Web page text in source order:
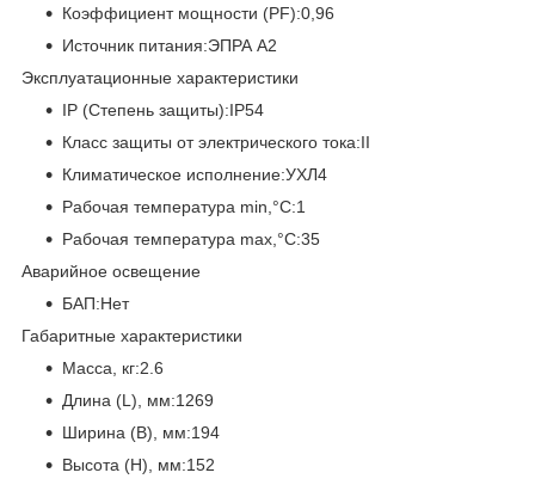
Коэффициент мощности (PF):0,96
Источник питания:ЭПРА А2
Эксплуатационные характеристики
IP (Степень защиты):IP54
Класс защиты от электрического тока:II
Климатическое исполнение:УХЛ4
Рабочая температура min,°C:1
Рабочая температура max,°C:35
Аварийное освещение
БАП:Нет
Габаритные характеристики
Масса, кг:2.6
Длина (L), мм:1269
Ширина (B), мм:194
Высота (H), мм:152